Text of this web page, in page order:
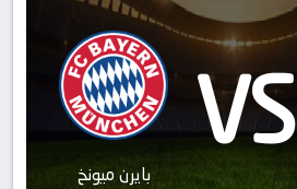
VS بايرن ميونخ